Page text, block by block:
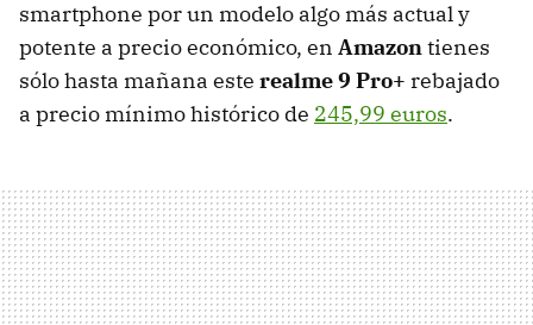
smartphone por un modelo algo más actual y
potente a precio económico, en Amazontienes
sólo hasta mañana este realme 9 Pro+ rebajado
a precio mínimo histórico de 245,99 euros.